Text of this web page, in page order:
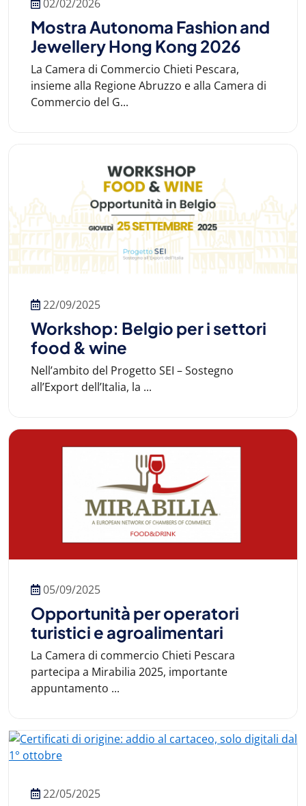
02/02/2026
Mostra Autonoma Fashion and
Jewellery Hong Kong 2026
La Camera di Commercio Chieti Pescara,
insieme alla Regione Abruzzo e alla Camera di
Commercio del G...
22/09/2025
Workshop: Belgio per i settori
food & wine
Nell’ambito del Progetto SEI – Sostegno
all’Export dell’Italia, la ...
05/09/2025
Opportunità per operatori
turistici e agroalimentari
La Camera di commercio Chieti Pescara
partecipa a Mirabilia 2025, importante
appuntamento ...
22/05/2025